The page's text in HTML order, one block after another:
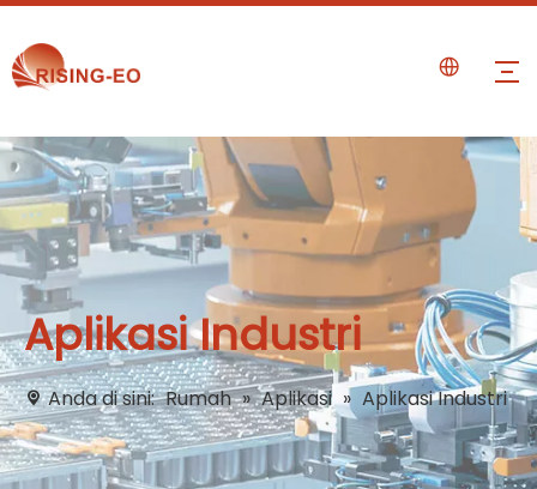
Aplikasi Industri
Anda di sini: Rumah » Aplikasi » Aplikasi Industri